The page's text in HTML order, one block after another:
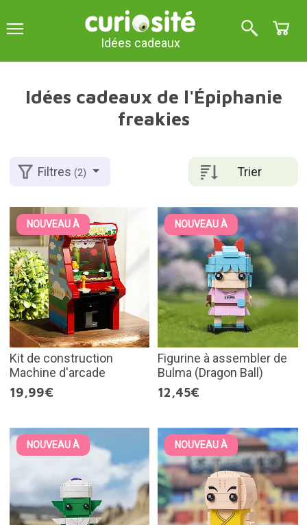
Idées cadeaux
Idées cadeaux de l'Épiphanie
freakies
Trier
Filtres(2)
NOUVEAU À
Kit de construction
Machine d'arcade
19,99€
NOUVEAU À
Figurine à assembler de
Bulma (Dragon Ball)
12,45€
NOUVEAU À NOUVEAU À